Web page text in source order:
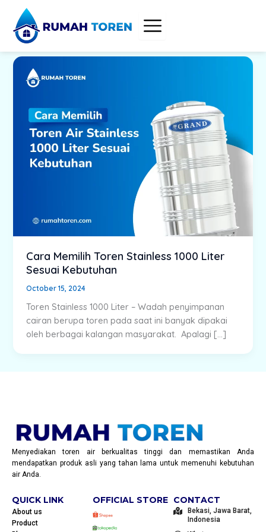
content
Cara Memilih Toren Stainless 1000 Liter
Sesuai Kebutuhan
October 15, 2024
Toren Stainless 1000 Liter – Wadah penyimpanan
cairan berupa toren pada saat ini banyak dipakai
oleh berbagai kalangan masyarakat. Apalagi […]
Menyediakan toren air berkualitas tinggi dan memastikan Anda
mendapatkan produk asli yang tahan lama untuk memenuhi kebutuhan
air Anda.
QUICK LINK
About us
Product
OFFICIAL STORE CONTACT
Bekasi, Jawa Barat,
Indonesia